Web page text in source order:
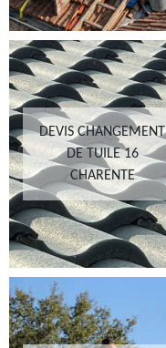
DEVIS CHANGEMENT
DE TUILE 16
CHARENTE